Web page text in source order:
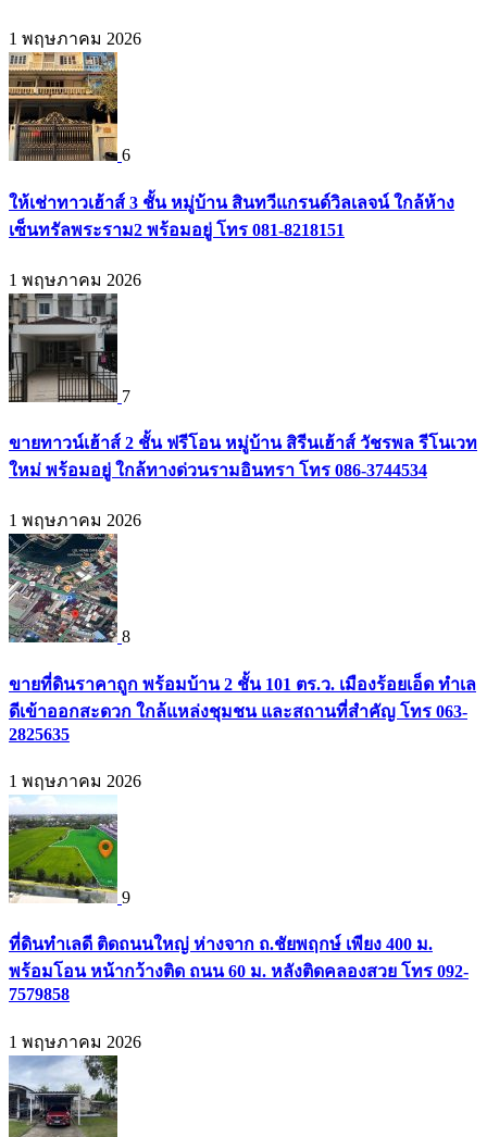
1 พฤษภาคม 2026
6
ให้เช่าทาวเฮ้าส์ 3 ชั้น หมู่บ้าน สินทวีแกรนด์วิลเลจน์ ใกล้ห้าง
เซ็นทรัลพระราม2 พร้อมอยู่ โทร 081-8218151
1 พฤษภาคม 2026
7
ขายทาวน์เฮ้าส์ 2 ชั้น ฟรีโอน หมู่บ้าน สิรีนเฮ้าส์ วัชรพล รีโนเวท
ใหม่ พร้อมอยู่ ใกล้ทางด่วนรามอินทรา โทร 086-3744534
1 พฤษภาคม 2026
8
ขายที่ดินราคาถูก พร้อมบ้าน 2 ชั้น 101 ตร.ว. เมืองร้อยเอ็ด ทำเล
ดีเข้าออกสะดวก ใกล้แหล่งชุมชน และสถานที่สำคัญ โทร 063-
2825635
1 พฤษภาคม 2026
9
ที่ดินทำเลดี ติดถนนใหญ่ ห่างจาก ถ.ชัยพฤกษ์ เพียง 400 ม.
พร้อมโอน หน้ากว้างติด ถนน 60 ม. หลังติดคลองสวย โทร 092-
7579858
1 พฤษภาคม 2026